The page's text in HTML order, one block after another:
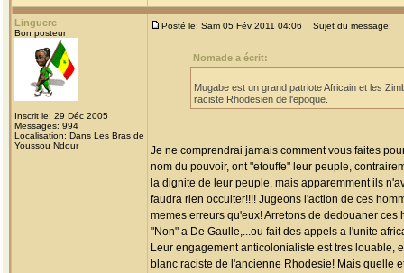
Linguere
Bon posteur
Inscrit le: 29 Déc 2005
Messages: 994
Localisation: Dans Les Bras de
Youssou Ndour
Posté le: Sam 05 Fév 2011 04:06 Sujet du message:
Nomade a écrit:
Mugabe est un grand patriote Africain et les
raciste Rhodesien de l'epoque.
Je ne comprendrai jamais comment vous faites
nom du pouvoir, ont "etouffe" leur peuple,
la dignite de leur peuple, mais apparemment ils
faudra rien occulter!!!! Jugeons l'action de ces
memes erreurs qu'eux! Arretons de dedouaner
"Non" a De Gaulle,...ou fait des appels a l'unite
Leur engagement anticolonialiste est tres louable,
blanc raciste de l'ancienne Rhodesie! Mais quelle